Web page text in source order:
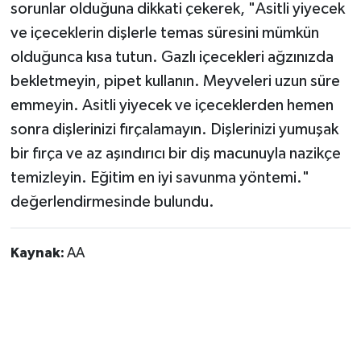
sorunlar olduğuna dikkati çekerek, "Asitli yiyecek
ve içeceklerin dişlerle temas süresini mümkün
olduğunca kısa tutun. Gazlı içecekleri ağzınızda
bekletmeyin, pipet kullanın. Meyveleri uzun süre
emmeyin. Asitli yiyecek ve içeceklerden hemen
sonra dişlerinizi fırçalamayın. Dişlerinizi yumuşak
bir fırça ve az aşındırıcı bir diş macunuyla nazikçe
temizleyin. Eğitim en iyi savunma yöntemi."
değerlendirmesinde bulundu.
Kaynak: AA